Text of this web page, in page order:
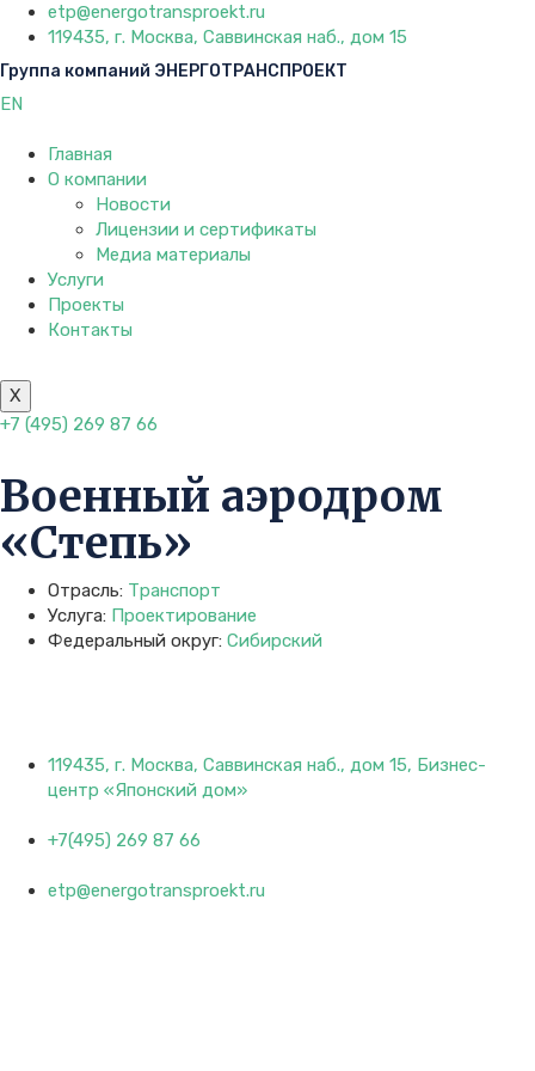
etp@energotransproekt.ru
119435, г. Москва, Саввинская наб., дом 15
Группа компаний ЭНЕРГОТРАНСПРОЕКТ
EN
Главная
О компании
Новости
Лицензии и сертификаты
Медиа материалы
Услуги
Проекты
Контакты
X
+7 (495) 269 87 66
Военный аэродром
«Степь»
Отрасль: Транспорт
Услуга: Проектирование
Федеральный округ: Сибирский
119435, г. Москва, Саввинская наб., дом 15, Бизнес-
центр «Японский дом»
+7(495) 269 87 66
etp@energotransproekt.ru